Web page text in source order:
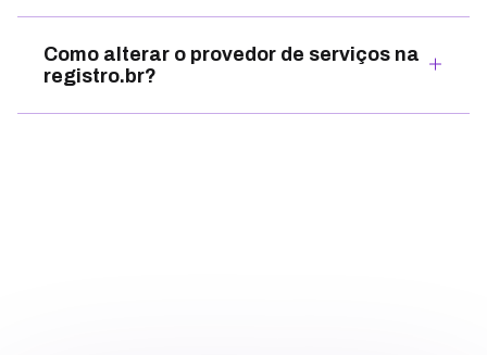
Como alterar o provedor de serviços na
registro.br?